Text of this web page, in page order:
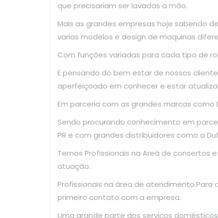
que precisariam ser lavadas a mão.
Mais as grandes empresas hoje sabendo
varias modelos e design de maquinas
Com funções variadas para cada tipo de
E pensando do bem estar de nossos
aperfeiçoado em conhecer e estar
Em parceria com as grandes marcas como
Sendo procurando conhecimento em
PR e com grandes distribuidores como a
Temos Profissionais na Areá de
atuação.
Profissionais na área de
primeiro contato com a empresa.
Uma grande parte dos serviços